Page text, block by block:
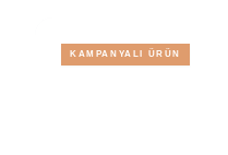
KAMPANYALI ÜRÜN